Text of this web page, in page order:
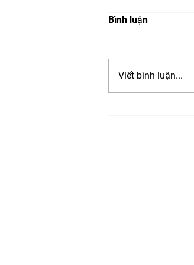
Bình luận
Viết bình luận...